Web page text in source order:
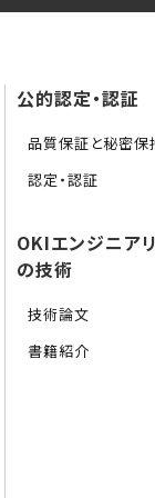
公的認定・認証
品質保証と秘密保
認定・認証
OKIエンジニア
の技術
技術論文
書籍紹介